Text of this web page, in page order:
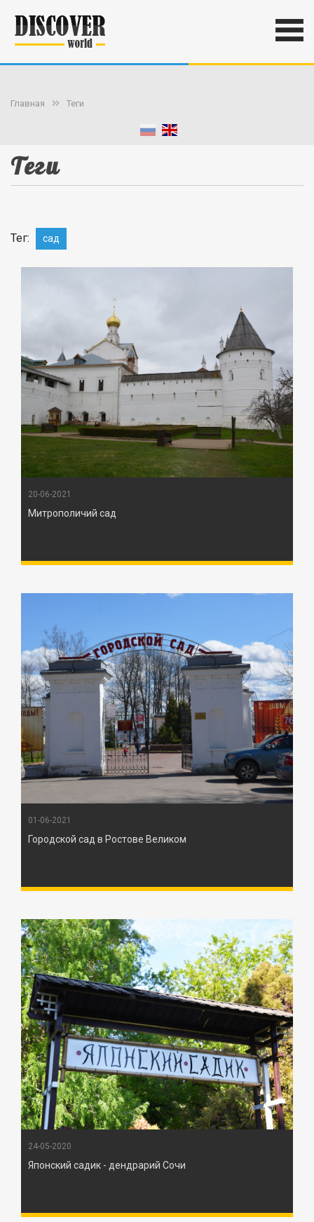
Главная Теги
Теги
Тег: сад
20-06-2021
Митрополичий сад
01-06-2021
Городской сад в Ростове Великом
24-05-2020
Японский садик - дендрарий Сочи